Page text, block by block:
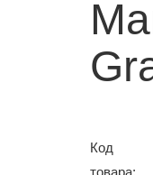
Код
товара: